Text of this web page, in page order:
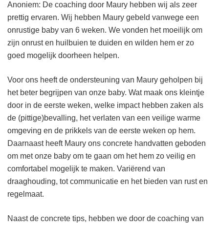
Anoniem: De coaching door Maury hebben wij als zeer
prettig ervaren. Wij hebben Maury gebeld vanwege een
onrustige baby van 6 weken. We vonden het moeilijk om
zijn onrust en huilbuien te duiden en wilden hem er zo
goed mogelijk doorheen helpen.
Voor ons heeft de ondersteuning van Maury geholpen bij
het beter begrijpen van onze baby. Wat maak ons kleintje
door in de eerste weken, welke impact hebben zaken als
de (pittige)bevalling, het verlaten van een veilige warme
omgeving en de prikkels van de eerste weken op hem.
Daarnaast heeft Maury ons concrete handvatten geboden
om met onze baby om te gaan om het hem zo veilig en
comfortabel mogelijk te maken. Variërend van
draaghouding, tot communicatie en het bieden van rust en
regelmaat.
Naast de concrete tips, hebben we door de coaching van